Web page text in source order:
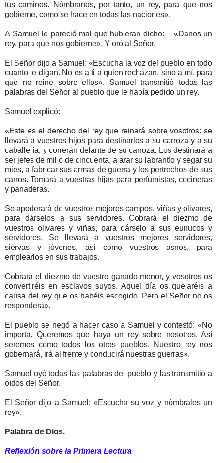
tus caminos. Nómbranos, por tanto, un rey, para que nos
gobierne, como se hace en todas las naciones».
A Samuel le pareció mal que hubieran dicho: – «Danos un
rey, para que nos gobierne». Y oró al Señor.
El Señor dijo a Samuel: «Escucha la voz del pueblo en todo
cuanto te digan. No es a ti a quien rechazan, sino a mí, para
que no reine sobre ellos». Samuel transmitió todas las
palabras del Señor al pueblo que le había pedido un rey.
Samuel explicó:
«Este es el derecho del rey que reinará sobre vosotros: se
llevará a vuestros hijos para destinarlos a su carroza y a su
caballería, y correrán delante de su carroza. Los destinará a
ser jefes de mil o de cincuenta, a arar su labrantío y segar su
mies, a fabricar sus armas de guerra y los pertrechos de sus
carros. Tomará a vuestras hijas para perfumistas, cocineras
y panaderas.
Se apoderará de vuestros mejores campos, viñas y olivares,
para dárselos a sus servidores. Cobrará el diezmo de
vuestros olivares y viñas, para dárselo a sus eunucos y
servidores. Se llevará a vuestros mejores servidores,
siervas y jóvenes, así como vuestros asnos, para
emplearlos en sus trabajos.
Cobrará el diezmo de vuestro ganado menor, y vosotros os
convertiréis en esclavos suyos. Aquel día os quejaréis a
causa del rey que os habéis escogido. Pero el Señor no os
responderá».
El pueblo se negó a hacer caso a Samuel y contestó: «No
importa. Queremos que haya un rey sobre nosotros. Así
seremos como todos los otros pueblos. Nuestro rey nos
gobernará, irá al frente y conducirá nuestras guerras».
Samuel oyó todas las palabras del pueblo y las transmitió a
oídos del Señor.
El Señor dijo a Samuel: «Escucha su voz y nómbrales un
rey».
Palabra de Dios.
Reflexión sobre la Primera Lectura